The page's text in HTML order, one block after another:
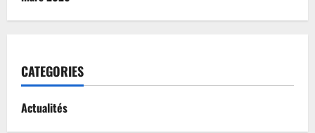
CATEGORIES
Actualités